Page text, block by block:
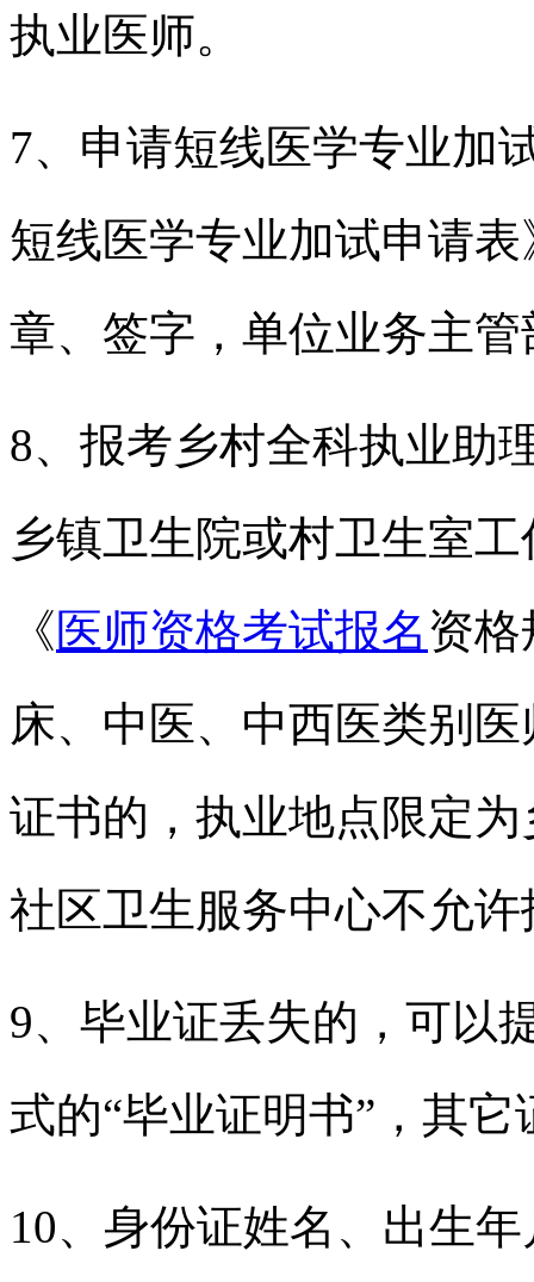
执业医师。
7、申请短线医学专业加
短线医学专业加试申请
章、签字，单位业务主
8、报考乡村全科执业助
乡镇卫生院或村卫生室
《医师资格考试报名资格
床、中医、中西医类别
证书的，执业地点限定
社区卫生服务中心不允
9、毕业证丢失的，可以
式的“毕业证明书”，其它
10、身份证姓名、出生